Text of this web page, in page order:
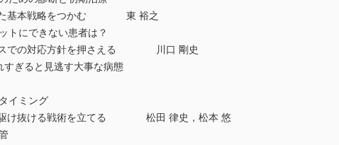
た基本戦略をつかむ 東 裕之
トにできない患者は？
スでの対応方針を押さえる 川口 剛史
すぎると見逃す大事な病態
イミング
駆け抜ける戦術を立てる 松田 律史，松本 悠